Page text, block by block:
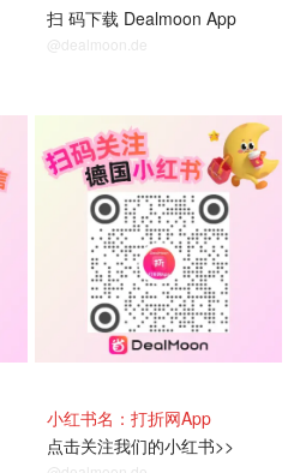
扫 码下载 Dealmoon App
@dealmoon.de
关注我们~
小红书名：打折网App
点击关注我们的小红书>>